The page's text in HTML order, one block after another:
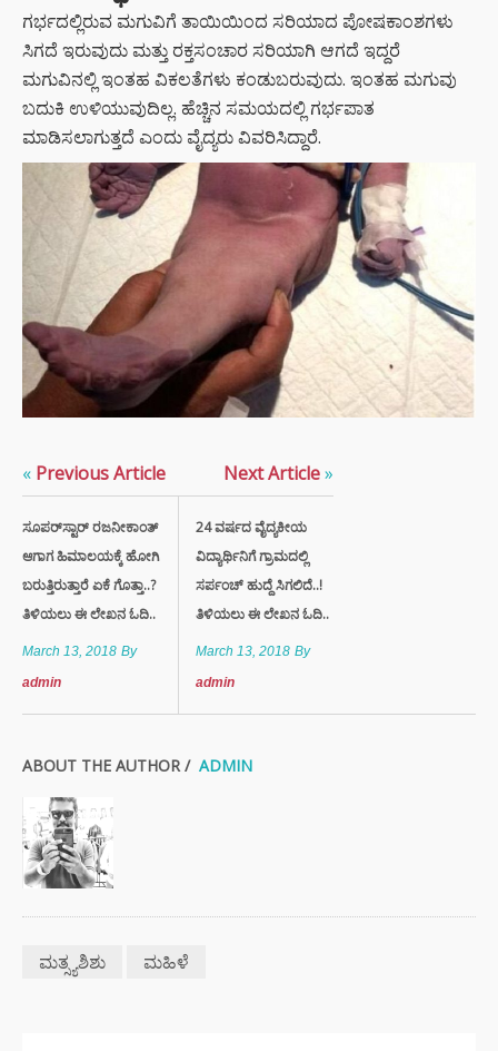
ಗರ್ಭದಲ್ಲಿರುವ ಮಗುವಿಗೆ ತಾಯಿಯಿಂದ ಸರಿಯಾದ ಪೋಷಕಾಂಶಗಳು
ಸಿಗದೆ ಇರುವುದು ಮತ್ತು ರಕ್ತಸಂಚಾರ ಸರಿಯಾಗಿ ಆಗದೆ ಇದ್ದರೆ
ಮಗುವಿನಲ್ಲಿ ಇಂತಹ ವಿಕಲತೆಗಳು ಕಂಡುಬರುವುದು. ಇಂತಹ ಮಗುವು
ಬದುಕಿ ಉಳಿಯುವುದಿಲ್ಲ. ಹೆಚ್ಚಿನ ಸಮಯದಲ್ಲಿ ಗರ್ಭಪಾತ
ಮಾಡಿಸಲಾಗುತ್ತದೆ ಎಂದು ವೈದ್ಯರು ವಿವರಿಸಿದ್ದಾರೆ.
« Previous Article
ಸೂಪರ್​ಸ್ಟಾರ್​ ರಜನೀಕಾಂತ್​
ಆಗಾಗ ಹಿಮಾಲಯಕ್ಕೆ ಹೋಗಿ
ಬರುತ್ತಿರುತ್ತಾರೆ ಏಕೆ ಗೊತ್ತಾ..?
ತಿಳಿಯಲು ಈ ಲೇಖನ ಓದಿ..
March 13, 2018 By
admin
Next Article»
24 ವರ್ಷದ ವೈದ್ಯಕೀಯ
ವಿದ್ಯಾರ್ಥಿನಿಗೆ ಗ್ರಾಮದಲ್ಲಿ
ಸರ್ಪಂಚ್ ಹುದ್ದೆ ಸಿಗಲಿದೆ..!
ತಿಳಿಯಲು ಈ ಲೇಖನ ಓದಿ..
March 13, 2018 By
admin
ABOUT THE AUTHOR / ADMIN
ಮತ್ಸ್ಯಶಿಶು ಮಹಿಳೆ